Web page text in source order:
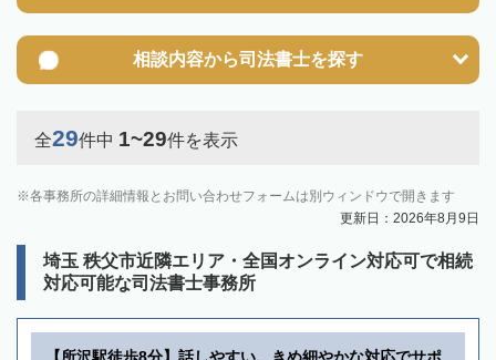
相談内容から司法書士を探す
全29件中 1~29件を表示
各事務所の詳細情報とお問い合わせフォームは別ウィンドウで開きます
更新日：2026年8月9日
埼玉 秩父市近隣エリア・全国オンライン対応可で相続
対応可能な司法書士事務所